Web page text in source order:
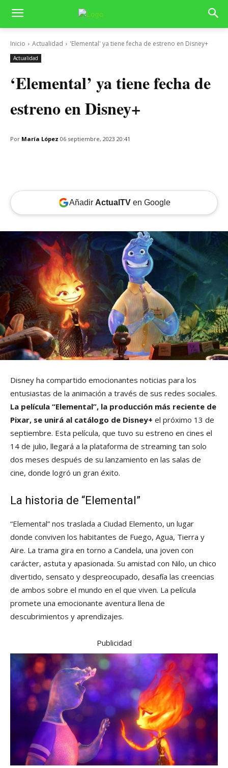
Inicio Actualidad 'Elemental' ya tiene fecha de estreno en Disney+
Actualidad
‘Elemental’ ya tiene fecha de
estreno en Disney+
Por María López 06 septiembre, 2023 20:41
Añadir ActualTVen Google
Disney ha compartido emocionantes noticias para los
entusiastas de la animación a través de sus redes sociales.
La película “Elemental”, la producción más reciente de
Pixar, se unirá al catálogo de Disney+ el próximo 13 de
septiembre. Esta película, que tuvo su estreno en cines el
14 de julio, llegará a la plataforma de streaming tan solo
dos meses después de su lanzamiento en las salas de
cine, donde logró un gran éxito.
La historia de “Elemental”
“Elemental” nos traslada a Ciudad Elemento, un lugar
donde conviven los habitantes de Fuego, Agua, Tierra y
Aire. La trama gira en torno a Candela, una joven con
carácter, astuta y apasionada. Su amistad con Nilo, un chico
divertido, sensato y despreocupado, desafía las creencias
de ambos sobre el mundo en el que viven. La película
promete una emocionante aventura llena de
descubrimientos y aprendizajes.
Publicidad